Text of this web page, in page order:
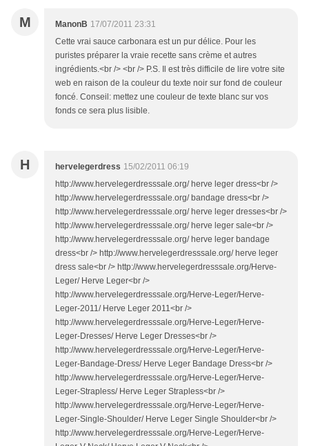
M ManonB 17/07/2011 23:31
Cette vrai sauce carbonara est un pur délice. Pour les
puristes préparer la vraie recette sans crème et autres
ingrédients.<br /> <br /> P.S. Il est très difficile de lire votre site
web en raison de la couleur du texte noir sur fond de couleur
foncé. Conseil: mettez une couleur de texte blanc sur vos
fonds ce sera plus lisible.
H hervelegerdress 15/02/2011 06:19
http://www.hervelegerdresssale.org/ herve leger dress<br />
http://www.hervelegerdresssale.org/ bandage dress<br />
http://www.hervelegerdresssale.org/ herve leger dresses<br />
http://www.hervelegerdresssale.org/ herve leger sale<br />
http://www.hervelegerdresssale.org/ herve leger bandage
dress<br /> http://www.hervelegerdresssale.org/ herve leger
dress sale<br /> http://www.hervelegerdresssale.org/Herve-
Leger/ Herve Leger<br />
http://www.hervelegerdresssale.org/Herve-Leger/Herve-
Leger-2011/ Herve Leger 2011<br />
http://www.hervelegerdresssale.org/Herve-Leger/Herve-
Leger-Dresses/ Herve Leger Dresses<br />
http://www.hervelegerdresssale.org/Herve-Leger/Herve-
Leger-Bandage-Dress/ Herve Leger Bandage Dress<br />
http://www.hervelegerdresssale.org/Herve-Leger/Herve-
Leger-Strapless/ Herve Leger Strapless<br />
http://www.hervelegerdresssale.org/Herve-Leger/Herve-
Leger-Single-Shoulder/ Herve Leger Single Shoulder<br />
http://www.hervelegerdresssale.org/Herve-Leger/Herve-